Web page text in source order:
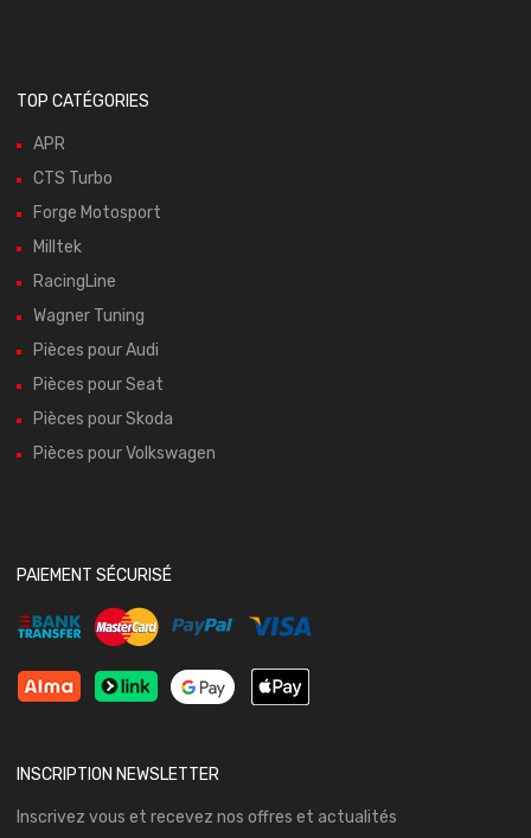
TOP CATÉGORIES
APR
CTS Turbo
Forge Motosport
Milltek
RacingLine
Wagner Tuning
Pièces pour Audi
Pièces pour Seat
Pièces pour Skoda
Pièces pour Volkswagen
PAIEMENT SÉCURISÉ
INSCRIPTION NEWSLETTER
Inscrivez vous et recevez nos offres et actualités